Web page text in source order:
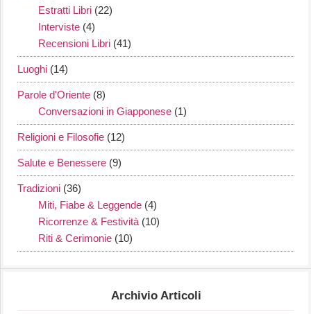
Estratti Libri (22)
Interviste (4)
Recensioni Libri (41)
Luoghi (14)
Parole d'Oriente (8)
Conversazioni in Giapponese (1)
Religioni e Filosofie (12)
Salute e Benessere (9)
Tradizioni (36)
Miti, Fiabe & Leggende (4)
Ricorrenze & Festività (10)
Riti & Cerimonie (10)
Archivio Articoli